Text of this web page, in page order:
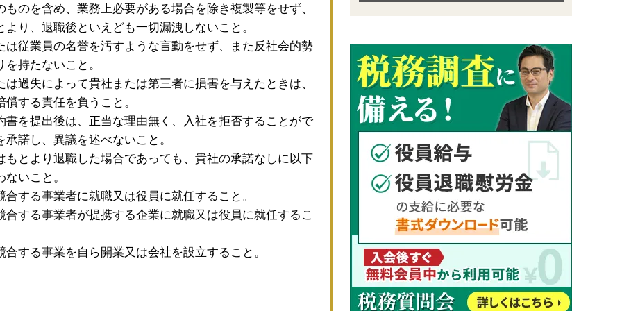
ものを含め、業務上必要がある場合を除き複製等をせず、
より、退職後といえども一切漏洩しないこと。
従業員の名誉を汚すような言動をせず、また反社会的勢
持たないこと。
過失によって貴社または第三者に損害を与えたときは、
償する責任を負うこと。
を提出後は、正当な理由無く、入社を拒否することがで
承諾し、異議を述べないこと。
とより退職した場合であっても、貴社の承諾なしに以下
いこと。
する事業者に就職又は役員に就任すること。
する事業者が提携する企業に就職又は役員に就任するこ
する事業を自ら開業又は会社を設立すること。